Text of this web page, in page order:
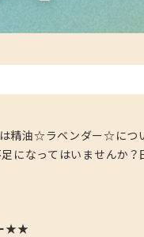
精油☆ラベンダー☆につ
なってはいませんか？
★★